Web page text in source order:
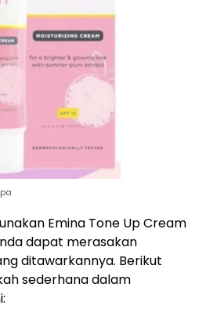
Emina Tone Up Cream
dapat merasakan
ditawarkannya. Berikut
sederhana dalam